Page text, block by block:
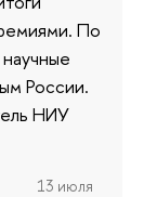
По
России.
НИУ
13 июля